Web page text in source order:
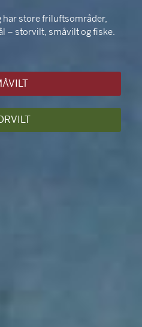
har store friluftsområder,
– storvilt, småvilt og fiske.